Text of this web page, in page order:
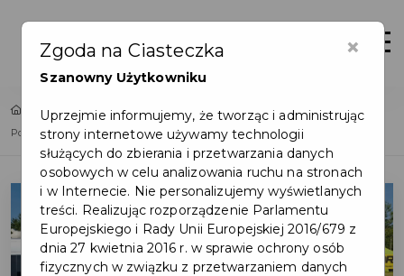
Zaloguj
Home
Lista aktualności
Policjanci promowali służbę podczas XXXIV Dni Pruszcza Gdańskiego
×
Zgoda na Ciasteczka
Szanowny Użytkowniku
Uprzejmie informujemy, że tworząc i administrując
strony internetowe używamy technologii
służących do zbierania i przetwarzania danych
osobowych w celu analizowania ruchu na stronach
i w Internecie. Nie personalizujemy wyświetlanych
treści. Realizując rozporządzenie Parlamentu
Europejskiego i Rady Unii Europejskiej 2016/679 z
dnia 27 kwietnia 2016 r. w sprawie ochrony osób
fizycznych w związku z przetwarzaniem danych